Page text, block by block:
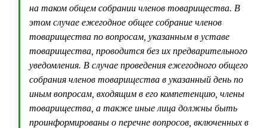
на таком общем собрании членов товарищества. В
этом случае ежегодное общее собрание членов
товарищества по вопросам, указанным в уставе
товарищества, проводится без их предварительного
уведомления. В случае проведения ежегодного общего
собрания членов товарищества в указанный день по
иным вопросам, входящим в его компетенцию, члены
товарищества, а также иные лица должны быть
проинформированы о перечне вопросов, включенных в